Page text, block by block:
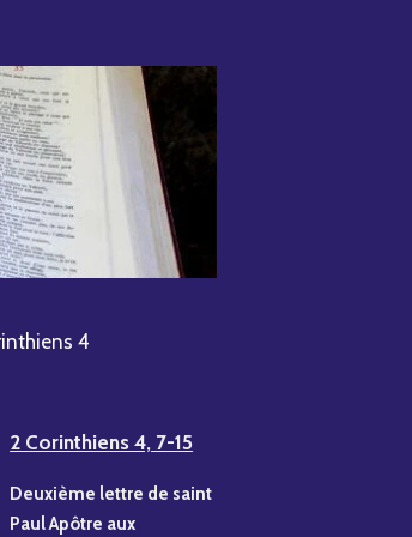
4
2 Corinthiens 4, 7-15
Deuxième lettre de saint
Paul Apôtre aux